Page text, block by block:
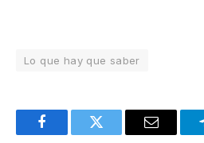
Lo que hay que saber
FacebookTwitter Email